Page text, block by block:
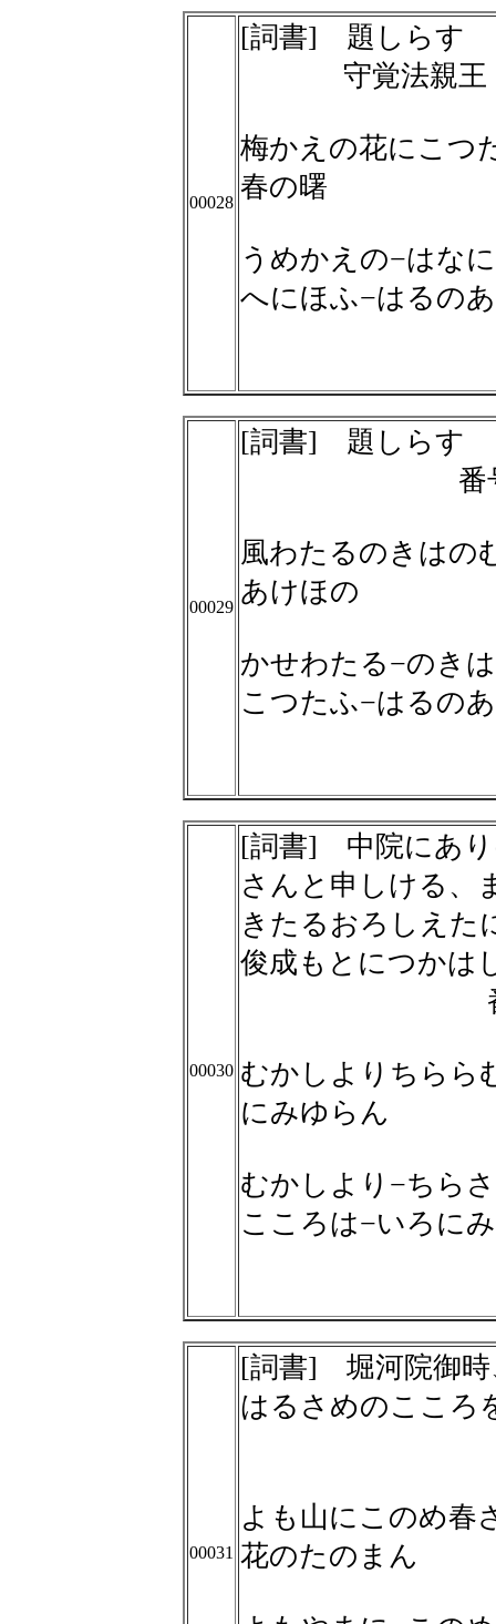
00028
[詞書] 題しらす
守覚法親
梅かえの花にこつ
春の曙
うめかえの−はな
へにほふ−はるの
00029
[詞書] 題しらす
風わたるのきはの
あけほの
かせわたる−のき
こつたふ−はるの
00030
[詞書] 中院にあり
さんと申しける、
きたるおろしえた
俊成もとにつかは
むかしよりちらら
にみゆらん
むかしより−ちら
こころは−いろに
00031
[詞書] 堀河院御時
はるさめのこころ
よも山にこのめ春
花のたのまん